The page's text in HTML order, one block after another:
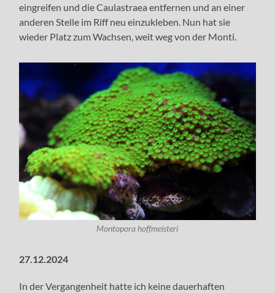
eingreifen und die Caulastraea entfernen und an einer
anderen Stelle im Riff neu einzukleben. Nun hat sie
wieder Platz zum Wachsen, weit weg von der Monti.
Montopora hoffmeisteri
27.12.2024
In der Vergangenheit hatte ich keine dauerhaften